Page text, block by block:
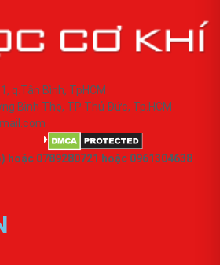
q.Tân Bình, TpHCM
Bình Thọ, TP Thủ Đức, Tp.HCM
hoặc 0789280721 hoặc 0961304638